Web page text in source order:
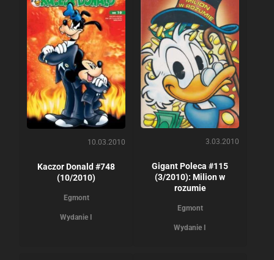
10.03.2010
Kaczor Donald #748
(10/2010)
Egmont
Wydanie I
3.03.2010
Gigant Poleca #115
(3/2010): Milion w
rozumie
Egmont
Wydanie I